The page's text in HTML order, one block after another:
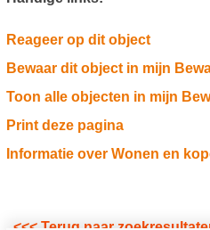
Reageer op dit object
Bewaar dit object in mijn
Toon alle objecten in mijn
Print deze pagina
Informatie over Wonen en